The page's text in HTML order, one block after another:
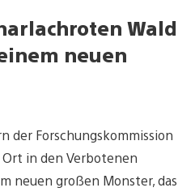
Wald
neuen
der Forschungskommission
in den Verbotenen
neuen großen Monster, das